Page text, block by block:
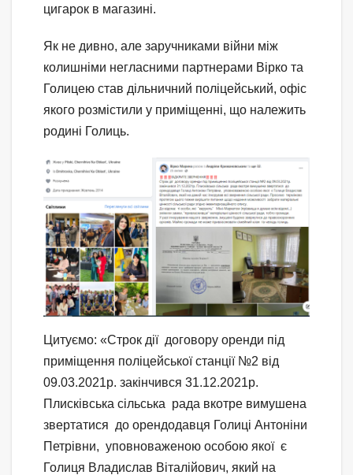
цигарок в магазині.
Як не дивно, але заручниками війни між
колишніми негласними партнерами Вірко та
Голицею став дільничний поліцейський, офіс
якого розмістили у приміщенні, що належить
родині Голиць.
Цитуємо: «Строк дії договору оренди під
приміщення поліцейської станції №2 від
09.03.2021р. закінчився 31.12.2021р.
Плисківська сільська рада вкотре вимушена
звертатися до орендодавця Голиці Антоніни
Петрівни, уповноваженою особою якої є
Голиця Владислав Віталійович, який на